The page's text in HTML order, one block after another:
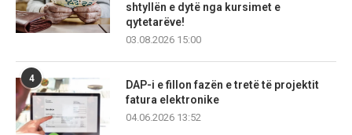
shtyllën e dytë nga kursimet e
qytetarëve!
03.08.2026 15:00
4
DAP-i e fillon fazën e tretë të projektit
fatura elektronike
04.06.2026 13:52